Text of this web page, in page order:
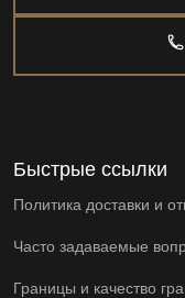
Быстрые ссылки
Политика доставки и
Часто задаваемые
Границы и качество